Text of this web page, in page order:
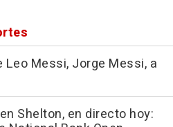
Leo Messi, Jorge Messi, a
Shelton, en directo hoy: